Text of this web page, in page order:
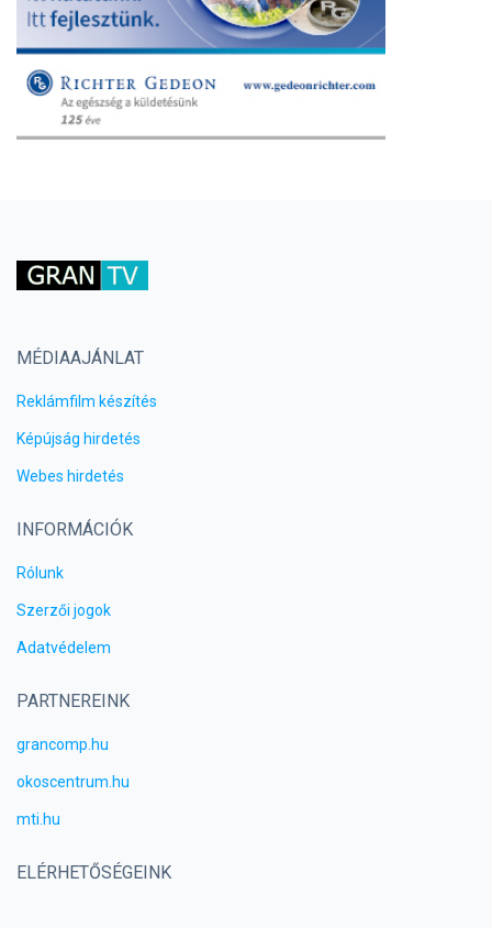
MÉDIAAJÁNLAT
Reklámfilm készítés
Képújság hirdetés
Webes hirdetés
INFORMÁCIÓK
Rólunk
Szerzői jogok
Adatvédelem
PARTNEREINK
grancomp.hu
okoscentrum.hu
mti.hu
ELÉRHETŐSÉGEINK